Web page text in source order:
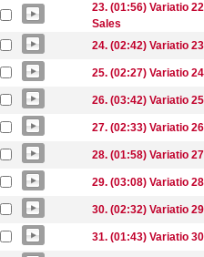
23. (01:56) Variatio
Sales
24. (02:42) Variatio
25. (02:27) Variatio
26. (03:42) Variatio
27. (02:33) Variatio
28. (01:58) Variatio
29. (03:08) Variatio
30. (02:32) Variatio
31. (01:43) Variatio